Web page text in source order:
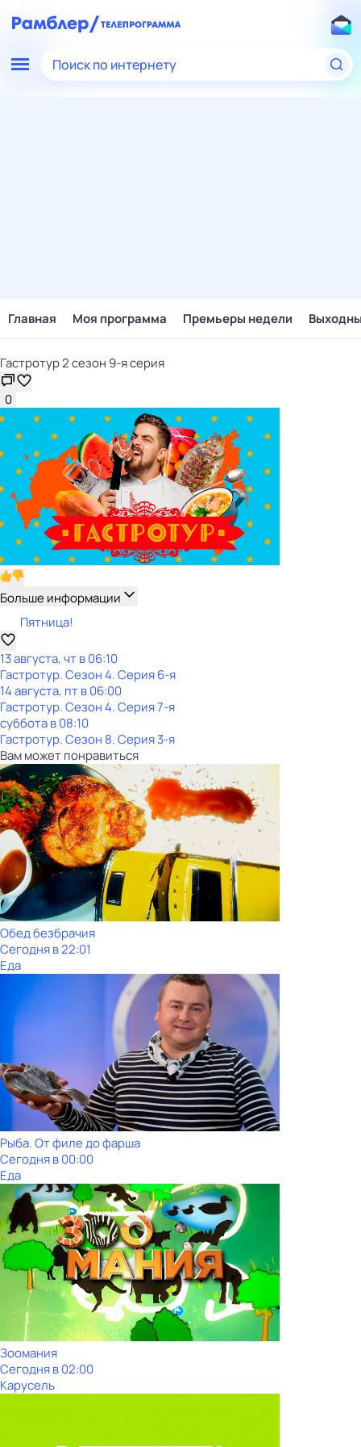
Поиск по интернету
Главная Моя программа Премьеры недели
Гастротур 2 сезон 9-я серия
0
Больше информации
Пятница!
13 августа, чт в 06:10
Гастротур. Сезон 4. Серия 6-я
14 августа, пт в 06:00
Гастротур. Сезон 4. Серия 7-я
субботав08:10
Гастротур. Сезон 8. Серия 3-я
Вам может понравиться
Обед безбрачия
Сегодня в 22:01
Еда
Рыба. От филе до фарша
Сегодня в 00:00
Еда
Зоомания
Сегодня в 02:00
Карусель